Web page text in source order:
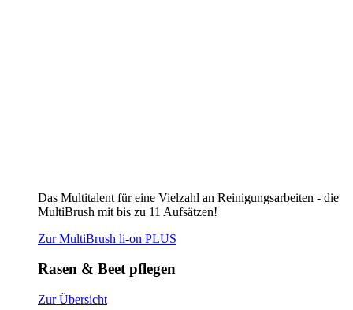
Das Multitalent für eine Vielzahl an Reinigungsarbeiten - die
MultiBrush mit bis zu 11 Aufsätzen!
Zur MultiBrush li-on PLUS
Rasen & Beet pflegen
Zur Übersicht